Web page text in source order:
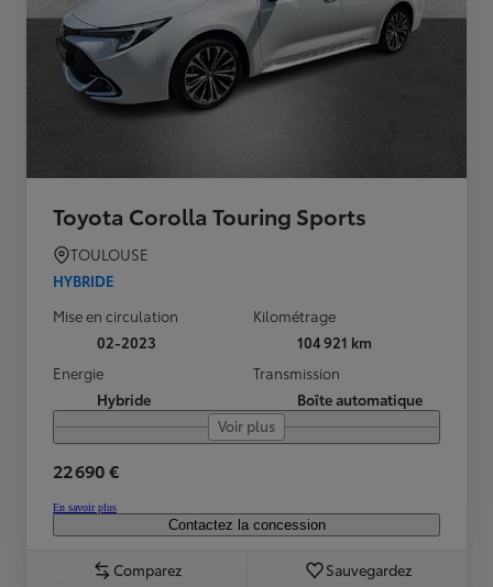
Toyota Corolla Touring Sports
TOULOUSE
HYBRIDE
Mise en circulation
02-2023
Kilométrage
104 921 km
Energie
Hybride
Transmission
Boîte automatique
Voir plus
22 690 €
En savoir plus
Contactez la concession
Comparez Sauvegardez